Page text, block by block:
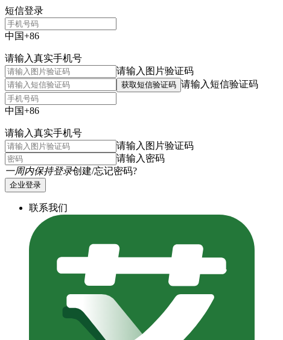
短信登录
中国+86
请输入真实手机号
请输入图片验证码
获取短信验证码 请输入短信验证码
中国+86
请输入真实手机号
请输入图片验证码
请输入密码
一周内保持登录创建/忘记密码?
企业登录
联系我们